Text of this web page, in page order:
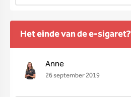
Het einde van de e-sigaret?
Anne
26 september 2019